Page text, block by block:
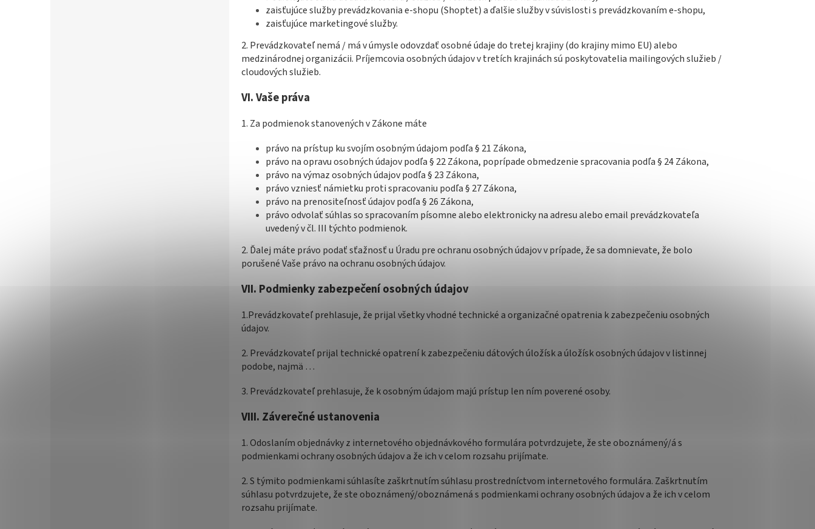
zaisťujúce služby prevádzkovania e-shopu (Shoptet) a ďalšie služby v súvislosti s prevádzkovaním e-shopu,
zaisťujúce marketingové služby.
2. Prevádzkovateľ nemá / má v úmysle odovzdať osobné údaje do tretej krajiny (do krajiny mimo EU) alebo
medzinárodnej organizácii. Príjemcovia osobných údajov v tretích krajinách sú poskytovatelia mailingových služieb /
cloudových služieb.
VI.Vaše práva
1. Za podmienok stanovených v Zákone máte
právo na prístup ku svojím osobným údajom podľa § 21 Zákona,
právo na opravu osobných údajov podľa § 22 Zákona, poprípade obmedzenie spracovania podľa § 24 Zákona,
právo na výmaz osobných údajov podľa § 23 Zákona,
právo vzniesť námietku proti spracovaniu podľa § 27 Zákona,
právo na prenositeľnosť údajov podľa § 26 Zákona,
právo odvolať súhlas so spracovaním písomne alebo elektronicky na adresu alebo email prevádzkovateľa
uvedený v čl. III týchto podmienok.
2. Ďalej máte právo podať sťažnosť u Úradu pre ochranu osobných údajov v prípade, že sa domnievate, že bolo
porušené Vaše právo na ochranu osobných údajov.
VII. Podmienky zabezpečení osobných údajov
1.Prevádzkovateľ prehlasuje, že prijal všetky vhodné technické a organizačné opatrenia k zabezpečeniu osobných
údajov.
2. Prevádzkovateľ prijal technické opatrení k zabezpečeniu dátových úložísk a úložísk osobných údajov v listinnej
podobe, najmä …
3. Prevádzkovateľ prehlasuje, že k osobným údajom majú prístup len ním poverené osoby.
VIII. Záverečné ustanovenia
1. Odoslaním objednávky z internetového objednávkového formulára potvrdzujete, že ste oboznámený/á s
podmienkami ochrany osobných údajov a že ich v celom rozsahu prijímate.
2. S týmito podmienkami súhlasíte zaškrtnutím súhlasu prostredníctvom internetového formulára. Zaškrtnutím
súhlasu potvrdzujete, že ste oboznámený/oboznámená s podmienkami ochrany osobných údajov a že ich v celom
rozsahu prijímate.